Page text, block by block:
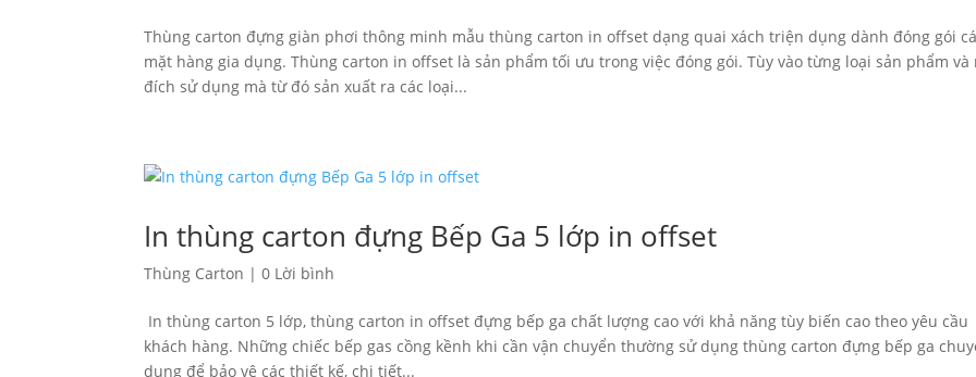
Thùng carton đựng giàn phơi thông minh mẫu thùng carton in offset dạng quai xách triện dụng dành đóng gói
mặt hàng gia dụng. Thùng carton in offset là sản phẩm tối ưu trong việc đóng gói. Tùy vào từng loại sản phẩm và
đích sử dụng mà từ đó sản xuất ra các loại...
In thùng carton đựng Bếp Ga 5 lớp in offset
Thùng Carton | 0 Lời bình
In thùng carton 5 lớp, thùng carton in offset đựng bếp ga chất lượng cao với khả năng tùy biến cao theo yêu cầu
khách hàng. Những chiếc bếp gas cồng kềnh khi cần vận chuyển thường sử dụng thùng carton đựng bếp ga
dụng để bảo vệ các thiết kế, chi tiết...